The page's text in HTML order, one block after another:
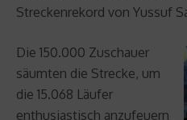
Streckenrekord von Yussuf
Die 150.000 Zuschauer
säumten die Strecke, um
die 15.068 Läufer
enthusiastisch anzufeuern